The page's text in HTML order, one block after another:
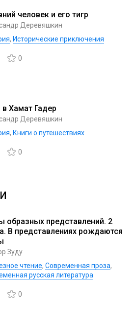
человек и его тигр
Деревяшкин
, Исторические приключения
0
в Хамат Гадер
Деревяшкин
, Книги о путешествиях
0
образных представлений. 2
В представлениях рождаются
Зуду
чтение, Современная проза,
русская литература
0